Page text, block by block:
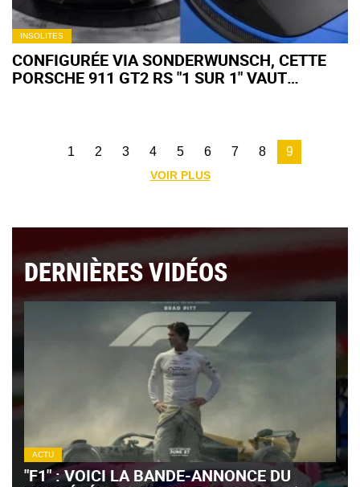
INSOLITES
CONFIGURÉE VIA SONDERWUNSCH, CETTE
PORSCHE 911 GT2 RS "1 SUR 1" VAUT
1 2 3 4 5 6 7 8 9
VOIR PLUS
DERNIÈRES VIDÉOS
ACTU
"F1" : VOICI LA BANDE-ANNONCE DU